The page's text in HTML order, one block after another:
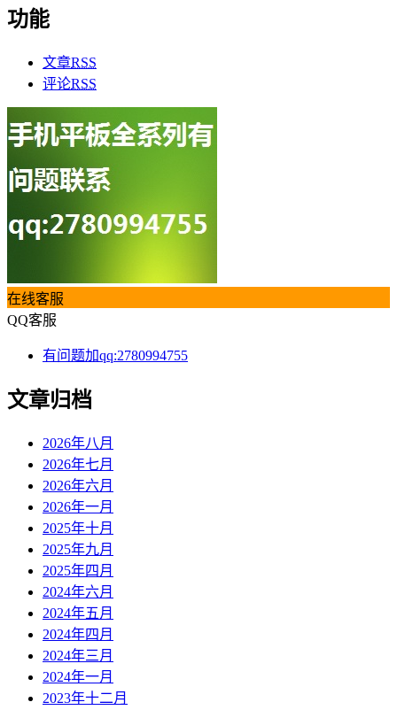
功能
文章RSS
评论RSS
在线客服
QQ客服
有问题加qq:2780994755
文章归档
2026年八月
2026年七月
2026年六月
2026年一月
2025年十月
2025年九月
2025年四月
2024年六月
2024年五月
2024年四月
2024年三月
2024年一月
2023年十二月